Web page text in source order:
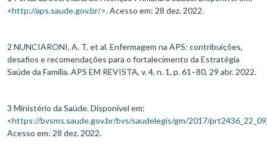
<http://aps.saude.gov.br/>. Acesso em: 28 dez. 2022.
2 NUNCIARONI, A. T. et al. Enfermagem na APS: contribuições,
desafios e recomendações para o fortalecimento da Estratégia
Saúde da Família. APS EM REVISTA, v. 4, n. 1, p. 61–80, 29 abr. 2022.
3 Ministério da Saúde. Disponível em:
<https://bvsms.saude.gov.br/bvs/saudelegis/gm/2017/
Acesso em: 28 dez. 2022.